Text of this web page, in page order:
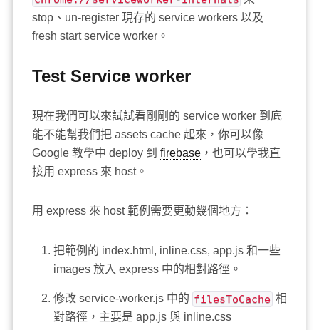
stop、un-register 現存的 service workers 以及
fresh start service worker。
Test Service worker
現在我們可以來試試看剛剛的 service worker 到底
能不能幫我們把 assets cache 起來，你可以像
Google 教學中 deploy 到 firebase ，也可以學我直
接用 express 來 host。
用 express 來 host 範例需要更動幾個地方：
把範例的 index.html, inline.css, app.js 和一些
images 放入 express 中的相對路徑。
修改 service-worker.js 中的 filesToCache 相
對路徑，主要是 app.js 與 inline.css